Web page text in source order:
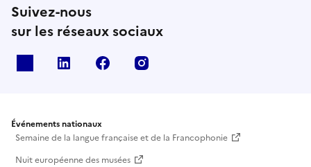
Suivez-nous
sur les réseaux sociaux
Linkedin Facebook
Événements nationaux
Semaine de la langue française et de la Francophonie
Nuit européenne des musées